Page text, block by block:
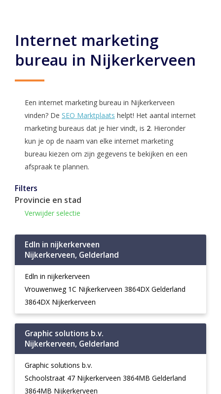
Internet marketing
bureau in Nijkerkerveen
Een internet marketing bureau in Nijkerkerveen
vinden? De SEO Marktplaats helpt! Het aantal internet
marketing bureaus dat je hier vindt, is 2. Hieronder
kun je op de naam van elke internet marketing
bureau kiezen om zijn gegevens te bekijken en een
afspraak te plannen.
Filters
Provincie en stad
Verwijder selectie
Edln in nijkerkerveen
Nijkerkerveen, Gelderland
Edln in nijkerkerveen
Vrouwenweg 1C Nijkerkerveen 3864DX Gelderland
3864DX Nijkerkerveen
Graphic solutions b.v.
Nijkerkerveen, Gelderland
Graphic solutions b.v.
Schoolstraat 47 Nijkerkerveen 3864MB Gelderland
3864MB Nijkerkerveen